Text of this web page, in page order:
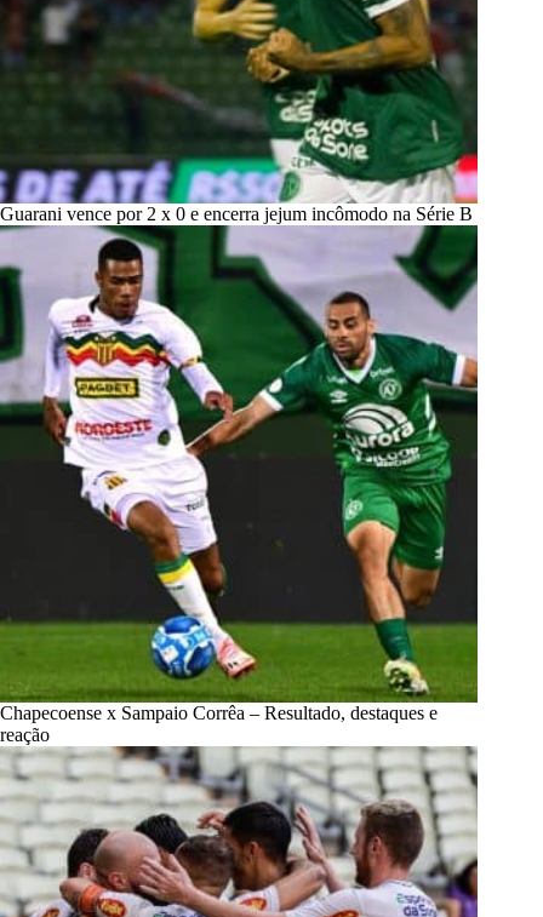
Guarani vence por 2 x 0 e encerra jejum incômodo na Série B
Chapecoense x Sampaio Corrêa – Resultado, destaques e
reação